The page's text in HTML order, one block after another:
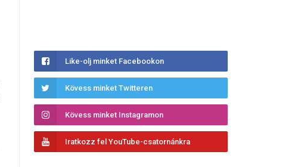
Like-olj minket Facebookon
Kövess minket Twitteren
Kövess minket Instagramon
Iratkozz fel YouTube-csatornánkra